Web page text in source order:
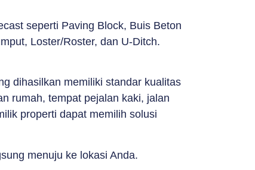
seperti Paving Block, Buis Beton
Loster/Roster, dan U-Ditch.
dihasilkan memiliki standar kualitas
rumah, tempat pejalan kaki, jalan
properti dapat memilih solusi
menuju ke lokasi Anda.